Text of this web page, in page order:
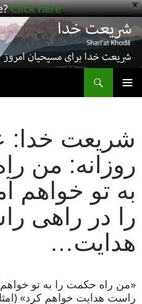
X
Click here!
شریعت خدا:
روزانه: من
به تو خواهم
را در راهی
هدایت…
«من راه حکمت را به تو
راست هدایت خواهم کرد» (امثال